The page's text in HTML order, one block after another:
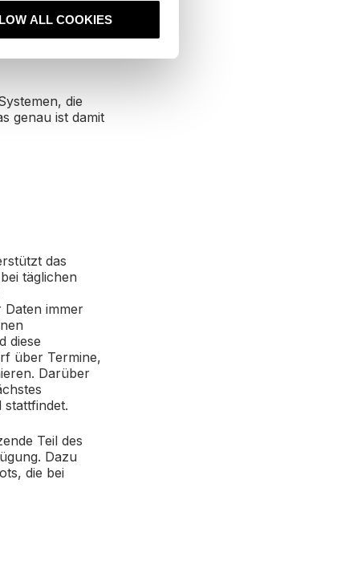
ALL COOKIES
die
genau ist damit
das
täglichen
Daten immer
diese
über Termine,
Darüber
Teil des
Dazu
die bei